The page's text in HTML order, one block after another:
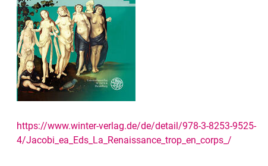
https://www.winter-verlag.de/de/detail/978-3-8253-9525-
4/Jacobi_ea_Eds_La_Renaissance_trop_en_corps_/